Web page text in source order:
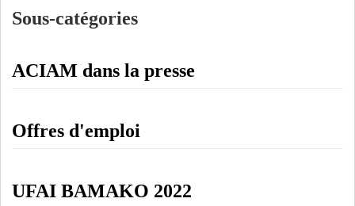
Sous-catégories
ACIAM dans la presse
Offres d'emploi
UFAI BAMAKO 2022